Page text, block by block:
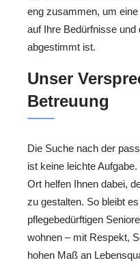
eng zusammen, um
auf Ihre Bedürfnisse und
abgestimmt ist.
Unser
Betreuung
Die Suche nach der
ist keine leichte
Ort helfen Ihnen dabei,
zu gestalten. So bleibt
pflegebedürftigen
wohnen – mit Respekt,
hohen Maß an